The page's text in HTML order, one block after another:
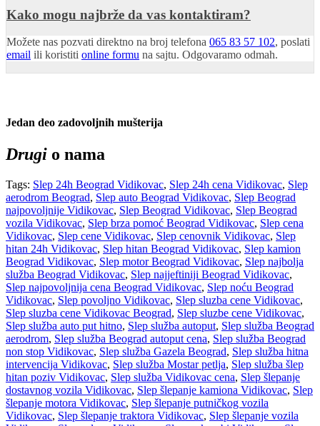
Kako mogu najbrže da vas kontaktiram?
Možete nas pozvati direktno na broj telefona 065 83 57 102, poslati
email ili koristiti online formu na sajtu. Odgovaramo odmah.
Jedan deo zadovoljnih mušterija
Drugi o nama
Tags: Slep 24h Beograd Vidikovac, Slep 24h cena Vidikovac, Slep
aerodrom Beograd, Slep auto Beograd Vidikovac, Slep Beograd
najpovoljnije Vidikovac, Slep Beograd Vidikovac, Slep Beograd
vozila Vidikovac, Slep brza pomoć Beograd Vidikovac, Slep cena
Vidikovac, Slep cene Vidikovac, Slep cenovnik Vidikovac, Slep
hitan 24h Vidikovac, Slep hitan Beograd Vidikovac, Slep kamion
Beograd Vidikovac, Slep motor Beograd Vidikovac, Slep najbolja
služba Beograd Vidikovac, Slep najjeftiniji Beograd Vidikovac,
Slep najpovoljnija cena Beograd Vidikovac, Slep noću Beograd
Vidikovac, Slep povoljno Vidikovac, Slep sluzba cene Vidikovac,
Slep sluzba cene Vidikovac Beograd, Slep sluzbe cene Vidikovac,
Slep služba auto put hitno, Slep služba autoput, Slep služba Beograd
aerodrom, Slep služba Beograd autoput cena, Slep služba Beograd
non stop Vidikovac, Slep služba Gazela Beograd, Slep služba hitna
intervencija Vidikovac, Slep služba Mostar petlja, Slep služba šlep
hitan poziv Vidikovac, Slep služba Vidikovac cena, Slep šlepanje
dostavnog vozila Vidikovac, Slep šlepanje kamiona Vidikovac, Slep
šlepanje motora Vidikovac, Slep šlepanje putničkog vozila
Vidikovac, Slep šlepanje traktora Vidikovac, Slep šlepanje vozila